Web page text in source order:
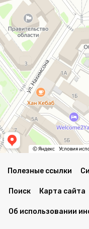
Полезные ссылки
Поиск Карта сайта
Об использовании